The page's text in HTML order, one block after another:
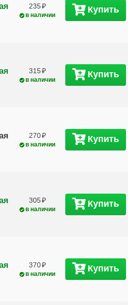
235
в наличии
Купить
315
в наличии
Купить
270
в наличии
Купить
305
в наличии
Купить
370
в наличии
Купить